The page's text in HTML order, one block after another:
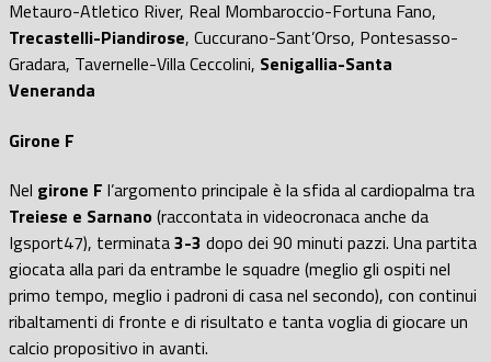
Metauro-Atletico River, Real Mombaroccio-Fortuna Fano,
Trecastelli-Piandirose, Cuccurano-Sant’Orso, Pontesasso-
Gradara, Tavernelle-Villa Ceccolini, Senigallia-Santa
Veneranda
Girone F
Nel girone F l’argomento principale è la sfida al cardiopalma tra
Treiese e Sarnano(raccontata in videocronaca anche da
Igsport47), terminata3-3 dopo dei 90 minuti pazzi. Una partita
giocata alla pari da entrambe le squadre (meglio gli ospiti nel
primo tempo, meglio i padroni di casa nel secondo), con continui
ribaltamenti di fronte e di risultato e tanta voglia di giocare un
calcio propositivo in avanti.